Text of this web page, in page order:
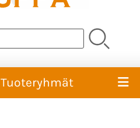
Tuoteryhmät